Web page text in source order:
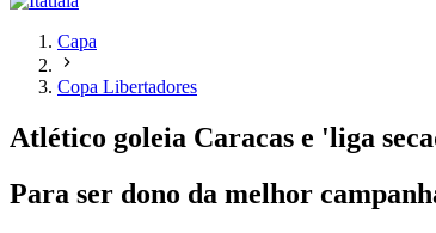
Capa
Copa Libertadores
Atlético goleia Caracas e 'liga
Para ser dono da melhor